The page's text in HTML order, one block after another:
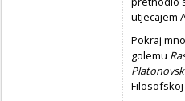
utjecajem
Pokraj
golemu
Filosofskoj